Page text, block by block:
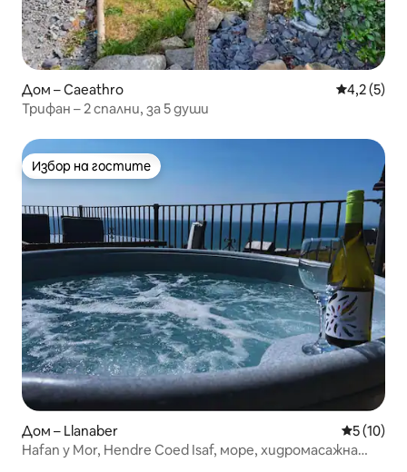
Дом – Caeathro Средна
4,2 (5)
Трифан – 2 спални, за 5 души
Избор на гостите
Избор на гостите
Дом – Llanaber Средна
5 (10)
Hafan y Mor, Hendre Coed Isaf, море, хидромасажна